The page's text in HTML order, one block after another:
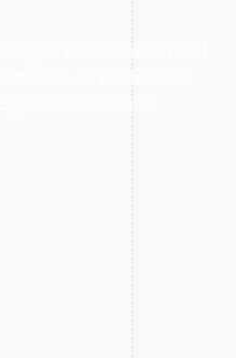
Datenklarheit und
AI. Buchen Sie
schon in